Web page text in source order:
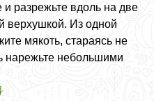
разрежьте вдоль на две
верхушкой. Из одной
мякоть, стараясь не
нарежьте небольшими